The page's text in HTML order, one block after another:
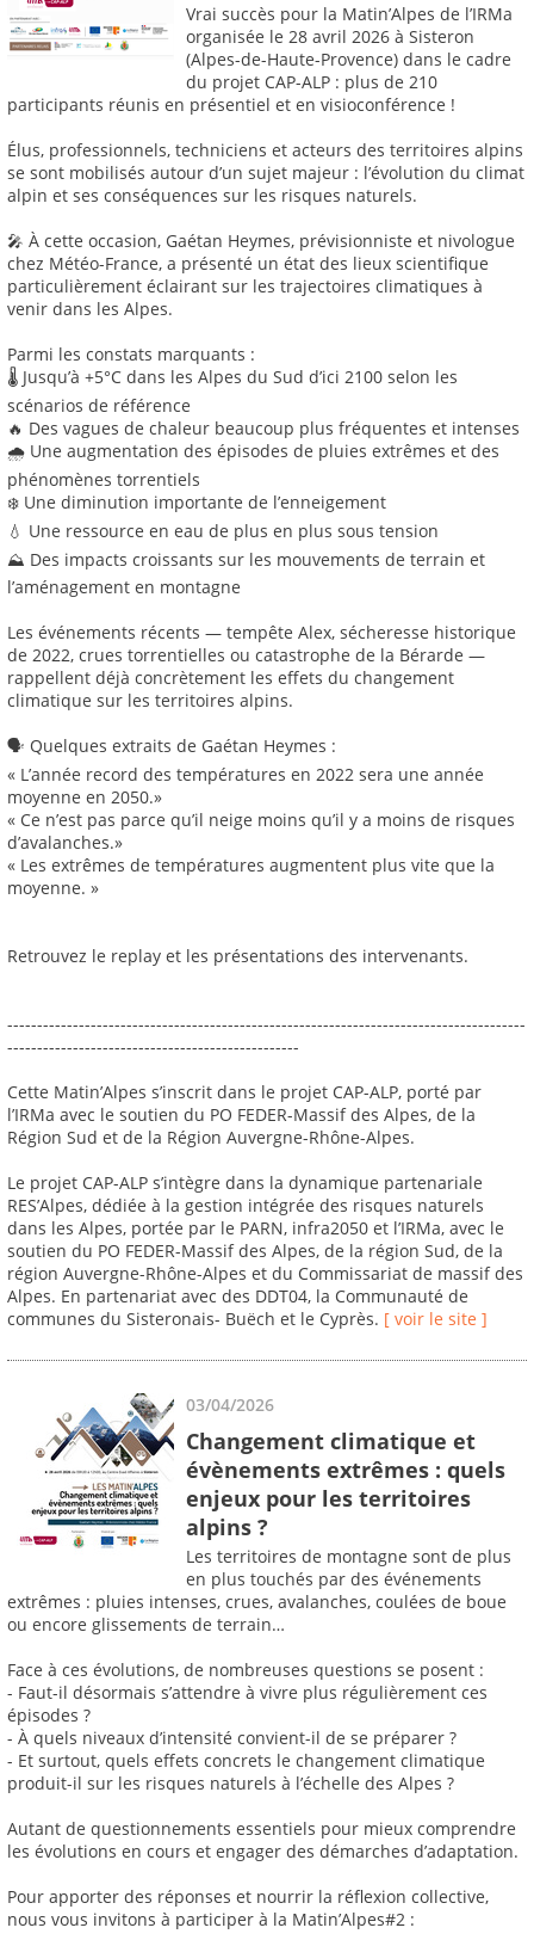
Vrai succès pour la Matin’Alpes de l’IRMa
organisée le 28 avril 2026 à Sisteron
(Alpes-de-Haute-Provence) dans le cadre
du projet CAP-ALP : plus de 210
participants réunis en présentiel et en visioconférence !
Élus, professionnels, techniciens et acteurs des territoires alpins
se sont mobilisés autour d’un sujet majeur : l’évolution du climat
alpin et ses conséquences sur les risques naturels.
🎤 À cette occasion, Gaétan Heymes, prévisionniste et nivologue
chez Météo-France, a présenté un état des lieux scientifique
particulièrement éclairant sur les trajectoires climatiques à
venir dans les Alpes.
Parmi les constats marquants :
🌡️ Jusqu’à +5°C dans les Alpes du Sud d’ici 2100 selon les
scénarios de référence
🔥 Des vagues de chaleur beaucoup plus fréquentes et intenses
🌧️ Une augmentation des épisodes de pluies extrêmes et des
phénomènes torrentiels
❄️ Une diminution importante de l’enneigement
💧 Une ressource en eau de plus en plus sous tension
⛰️ Des impacts croissants sur les mouvements de terrain et
l’aménagement en montagne
Les événements récents — tempête Alex, sécheresse historique
de 2022, crues torrentielles ou catastrophe de la Bérarde —
rappellent déjà concrètement les effets du changement
climatique sur les territoires alpins.
🗣️ Quelques extraits de Gaétan Heymes :
« L’année record des températures en 2022 sera une année
moyenne en 2050.»
« Ce n’est pas parce qu’il neige moins qu’il y a moins de risques
d’avalanches.»
« Les extrêmes de températures augmentent plus vite que la
moyenne. »
Retrouvez le replay et les présentations des intervenants.
---------------------------------------------------------------------------------------
-------------------------------------------------
Cette Matin’Alpes s’inscrit dans le projet CAP-ALP, porté par
l’IRMa avec le soutien du PO FEDER-Massif des Alpes, de la
Région Sud et de la Région Auvergne-Rhône-Alpes.
Le projet CAP-ALP s’intègre dans la dynamique partenariale
RES’Alpes, dédiée à la gestion intégrée des risques naturels
dans les Alpes, portée par le PARN, infra2050 et l’IRMa, avec le
soutien du PO FEDER-Massif des Alpes, de la région Sud, de la
région Auvergne-Rhône-Alpes et du Commissariat de massif des
Alpes. En partenariat avec des DDT04, la Communauté de
communes du Sisteronais- Buëch et le Cyprès. [ voir le site ]
03/04/2026
Changement climatique et
évènements extrêmes : quels
enjeux pour les territoires
alpins ?
Les territoires de montagne sont de plus
en plus touchés par des événements
extrêmes : pluies intenses, crues, avalanches, coulées de boue
ou encore glissements de terrain…
Face à ces évolutions, de nombreuses questions se posent :
- Faut-il désormais s’attendre à vivre plus régulièrement ces
épisodes ?
- À quels niveaux d’intensité convient-il de se préparer ?
- Et surtout, quels effets concrets le changement climatique
produit-il sur les risques naturels à l’échelle des Alpes ?
Autant de questionnements essentiels pour mieux comprendre
les évolutions en cours et engager des démarches d’adaptation.
Pour apporter des réponses et nourrir la réflexion collective,
nous vous invitons à participer à la Matin’Alpes#2 :